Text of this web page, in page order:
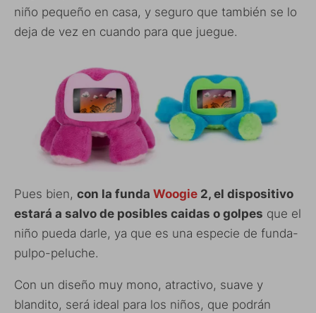
niño pequeño en casa, y seguro que también se lo
deja de vez en cuando para que juegue.
Pues bien, con la funda Woogie 2, el dispositivo
estará a salvo de posibles caidas o golpes que el
niño pueda darle, ya que es una especie de funda-
pulpo-peluche.
Con un diseño muy mono, atractivo, suave y
blandito, será ideal para los niños, que podrán